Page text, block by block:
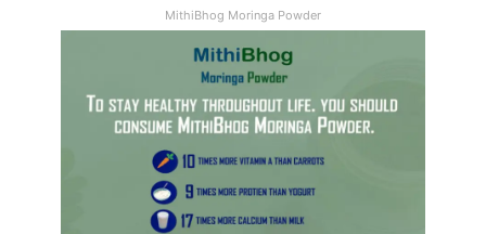
MithiBhog Moringa Powder